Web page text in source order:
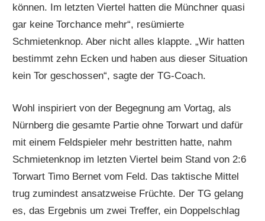
können. Im letzten Viertel hatten die Münchner quasi
gar keine Torchance mehr“, resümierte
Schmietenknop. Aber nicht alles klappte. „Wir hatten
bestimmt zehn Ecken und haben aus dieser Situation
kein Tor geschossen“, sagte der TG-Coach.
Wohl inspiriert von der Begegnung am Vortag, als
Nürnberg die gesamte Partie ohne Torwart und dafür
mit einem Feldspieler mehr bestritten hatte, nahm
Schmietenknop im letzten Viertel beim Stand von 2:6
Torwart Timo Bernet vom Feld. Das taktische Mittel
trug zumindest ansatzweise Früchte. Der TG gelang
es, das Ergebnis um zwei Treffer, ein Doppelschlag